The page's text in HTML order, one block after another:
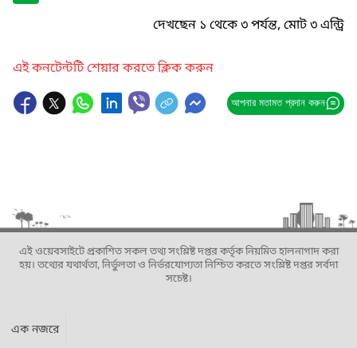
দেখছেন ১ থেকে ৩ পর্যন্ত, মোট ৩ এন্ট্রি
এই কনটেন্টটি শেয়ার করতে ক্লিক করুন
আপনার মতামত প্রদান করুন
এই ওয়েবসাইটে প্রকাশিত সকল তথ্য সংশ্লিষ্ট দপ্তর কর্তৃক নিয়মিত হালনাগাদ করা
হয়। তথ্যের যথার্থতা, নির্ভুলতা ও নির্ভরযোগ্যতা নিশ্চিত করতে সংশ্লিষ্ট দপ্তর সর্বদা
সচেষ্ট।
এক নজরে